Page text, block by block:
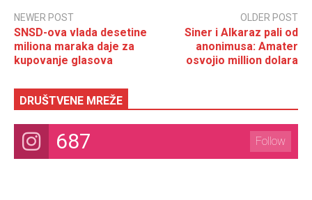
NEWER POST
SNSD-ova vlada desetine
miliona maraka daje za
kupovanje glasova
OLDER POST
Siner i Alkaraz pali od
anonimusa: Amater
osvojio million dolara
DRUŠTVENE MREŽE
687 Follow